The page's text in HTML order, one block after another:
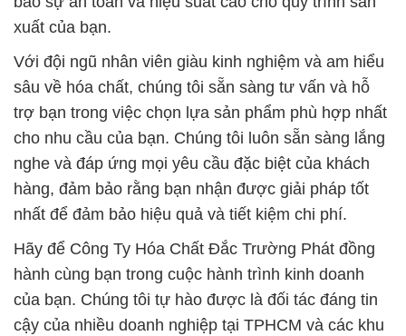
xuất của bạn.
Với đội ngũ nhân viên giàu kinh nghiệm và am hiểu
sâu về hóa chất, chúng tôi sẵn sàng tư vấn và hỗ
trợ bạn trong việc chọn lựa sản phẩm phù hợp nhất
cho nhu cầu của bạn. Chúng tôi luôn sẵn sàng lắng
nghe và đáp ứng mọi yêu cầu đặc biệt của khách
hàng, đảm bảo rằng bạn nhận được giải pháp tốt
nhất để đảm bảo hiệu quả và tiết kiệm chi phí.
Hãy để Công Ty Hóa Chất Đắc Trường Phát đồng
hành cùng bạn trong cuộc hành trình kinh doanh
của bạn. Chúng tôi tự hào được là đối tác đáng tin
cậy của nhiều doanh nghiệp tại TPHCM và các khu